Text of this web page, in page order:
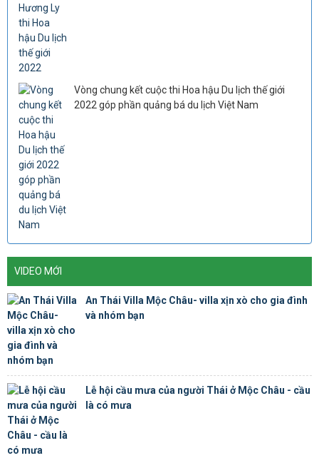
Vòng chung kết cuộc thi Hoa hậu Du lịch thế giới
2022 góp phần quảng bá du lịch Việt Nam
VIDEO MỚI
An Thái Villa Mộc Châu- villa xịn xò cho gia đình
và nhóm bạn
Lễ hội cầu mưa của người Thái ở Mộc Châu - cầu
là có mưa